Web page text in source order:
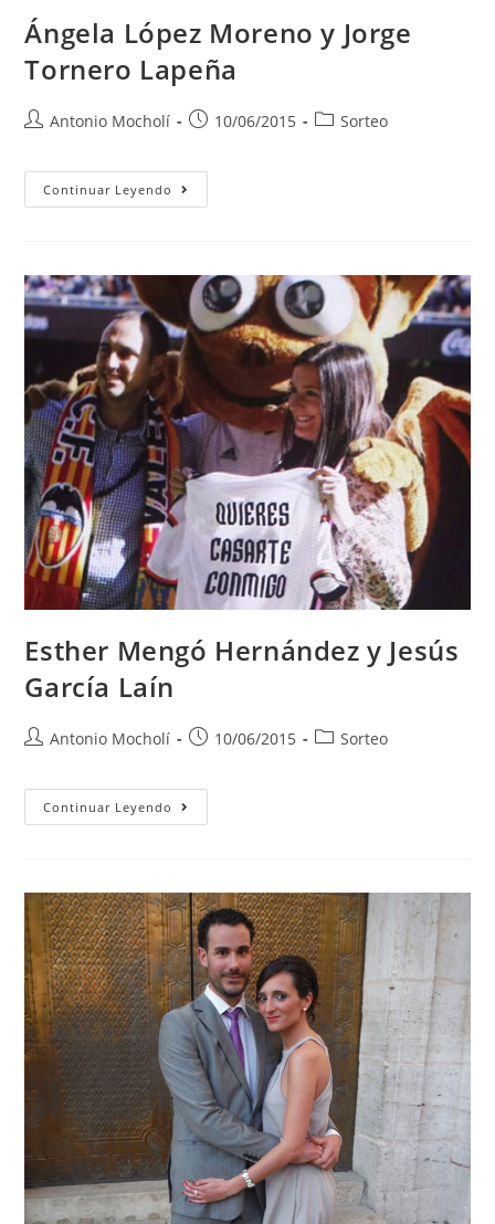
Ángela López Moreno y Jorge
Tornero Lapeña
Antonio Mocholí 10/06/2015 Sorteo
Continuar Leyendo
Esther Mengó Hernández y Jesús
García Laín
Antonio Mocholí 10/06/2015 Sorteo
Continuar Leyendo